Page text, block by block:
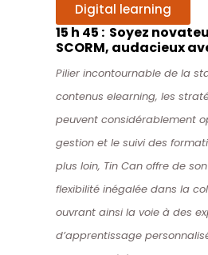
Digital learning
15 h 45 : Soyez
SCORM, audacieux
Pilier incontournable de la
contenus elearning, les
peuvent considérablement
gestion et le suivi des
plus loin, Tin Can offre de
flexibilité inégalée dans la
ouvrant ainsi la voie à des
d’apprentissage